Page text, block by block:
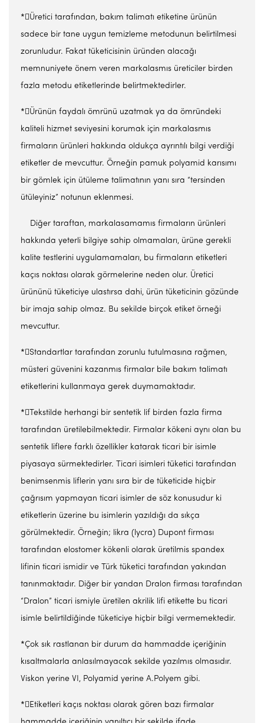
*Üretici tarafından, bakım talimatı etiketine ürünün
sadece bir tane uygun temizleme metodunun belirtilmesi
zorunludur. Fakat tüketicisinin üründen alacağı
memnuniyete önem veren markalasmıs üreticiler birden
fazla metodu etiketlerinde belirtmektedirler.
*Ürünün faydalı ömrünü uzatmak ya da ömründeki
kaliteli hizmet seviyesini korumak için markalasmıs
firmaların ürünleri hakkında oldukça ayrıntılı bilgi verdiği
etiketler de mevcuttur. Örneğin pamuk polyamid karısımı
bir gömlek için ütüleme talimatının yanı sıra “tersinden
ütüleyiniz” notunun eklenmesi.
Diğer taraftan, markalasamamıs firmaların ürünleri
hakkında yeterli bilgiye sahip olmamaları, ürüne gerekli
kalite testlerini uygulamamaları, bu firmaların etiketleri
kaçıs noktası olarak görmelerine neden olur. Üretici
ürününü tüketiciye ulastırsa dahi, ürün tüketicinin gözünde
bir imaja sahip olmaz. Bu sekilde birçok etiket örneği
mevcuttur.
*Standartlar tarafından zorunlu tutulmasına rağmen,
müsteri güvenini kazanmıs firmalar bile bakım talimatı
etiketlerini kullanmaya gerek duymamaktadır.
*Tekstilde herhangi bir sentetik lif birden fazla firma
tarafından üretilebilmektedir. Firmalar kökeni aynı olan bu
sentetik liflere farklı özellikler katarak ticari bir isimle
piyasaya sürmektedirler. Ticari isimleri tüketici tarafından
benimsenmis liflerin yanı sıra bir de tüketicide hiçbir
çağrısım yapmayan ticari isimler de söz konusudur ki
etiketlerin üzerine bu isimlerin yazıldığı da sıkça
görülmektedir. Örneğin; likra (lycra) Dupont firması
tarafından elostomer kökenli olarak üretilmis spandex
lifinin ticari ismidir ve Türk tüketici tarafından yakından
tanınmaktadır. Diğer bir yandan Dralon firması tarafından
“Dralon” ticari ismiyle üretilen akrilik lifi etikette bu ticari
isimle belirtildiğinde tüketiciye hiçbir bilgi vermemektedir.
*Çok sık rastlanan bir durum da hammadde içeriğinin
kısaltmalarla anlasılmayacak sekilde yazılmıs olmasıdır.
Viskon yerine VI, Polyamid yerine A.Polyem gibi.
*Etiketleri kaçıs noktası olarak gören bazı firmalar